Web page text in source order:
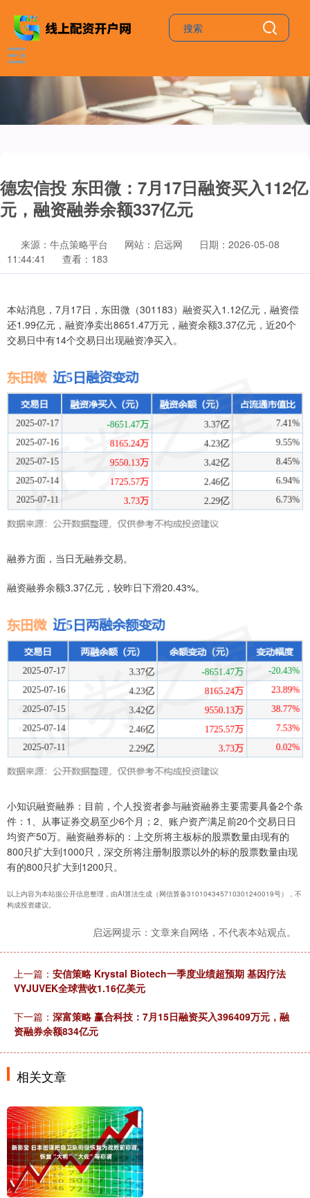
德宏信投 东田微：7月17日融资买入112亿
元，融资融券余额337亿元
来源：牛点策略平台 网站：启远网
日期：2026-05-08
11:44:41
查看：183
本站消息，7月17日，东田微（301183）融资买入1.12亿元，融资偿
还1.99亿元，融资净卖出8651.47万元，融资余额3.37亿元，近20个
交易日中有14个交易日出现融资净买入。
融券方面，当日无融券交易。
融资融券余额3.37亿元，较昨日下滑20.43%。
小知识融资融券：目前，个人投资者参与融资融券主要需要具备2个条
件：1、从事证券交易至少6个月；2、账户资产满足前20个交易日日
均资产50万。融资融券标的：上交所将主板标的股票数量由现有的
800只扩大到1000只，深交所将注册制股票以外的标的股票数量由现
有的800只扩大到1200只。
以上内容为本站据公开信息整理，由AI算法生成（网信算备310104345710301240019号），不
构成投资建议。
启远网提示：文章来自网络，不代表本站观点。
上一篇： 安信策略 Krystal Biotech一季度业绩超预期 基因疗法
VYJUVEK全球营收1.16亿美元
下一篇： 深富策略 赢合科技：7月15日融资买入396409万元，融
资融券余额834亿元
相关文章